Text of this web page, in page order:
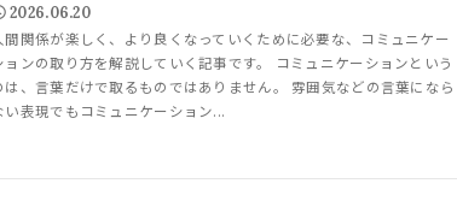
2026.06.20
間関係が楽しく、より良くなっていくために必要な、コミュニケー
ョンの取り方を解説していく記事です。 コミュニケーションという
は、言葉だけで取るものではありません。 雰囲気などの言葉になら
い表現でもコミュニケーション...